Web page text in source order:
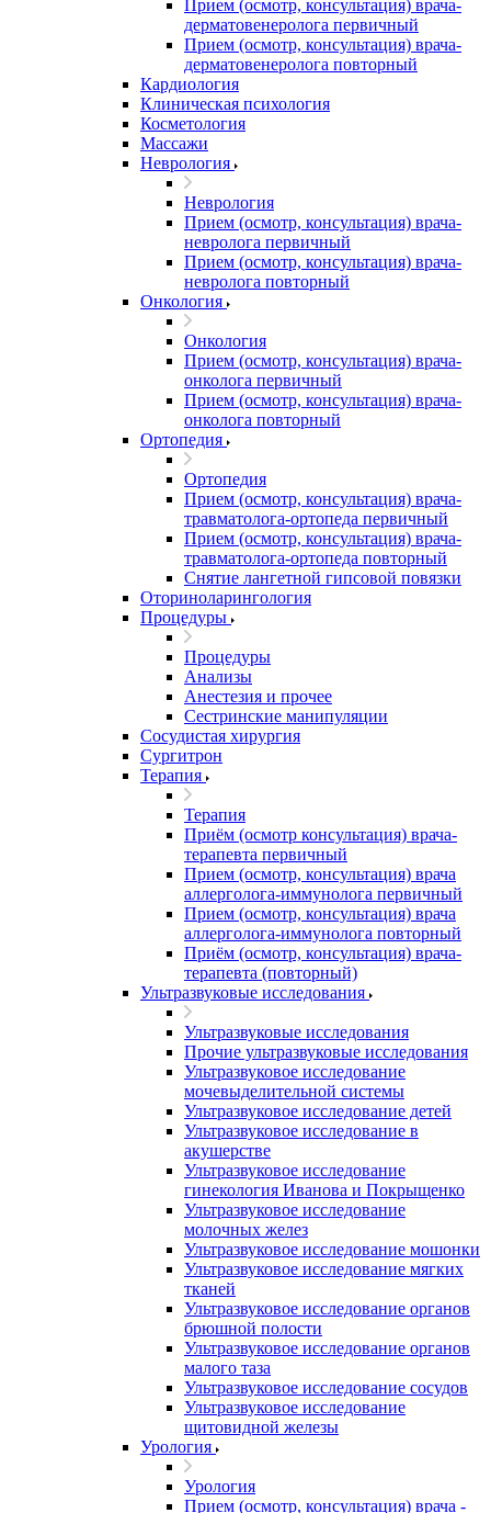
Прием (осмотр, консультация) врача-
дерматовенеролога первичный
Прием (осмотр, консультация) врача-
дерматовенеролога повторный
Кардиология
Клиническая психология
Косметология
Массажи
Неврология
Неврология
Прием (осмотр, консультация) врача-
невролога первичный
Прием (осмотр, консультация) врача-
невролога повторный
Онкология
Онкология
Прием (осмотр, консультация) врача-
онколога первичный
Прием (осмотр, консультация) врача-
онколога повторный
Ортопедия
Ортопедия
Прием (осмотр, консультация) врача-
травматолога-ортопеда первичный
Прием (осмотр, консультация) врача-
травматолога-ортопеда повторный
Снятие лангетной гипсовой повязки
Оториноларингология
Процедуры
Процедуры
Анализы
Анестезия и прочее
Сестринские манипуляции
Сосудистая хирургия
Сургитрон
Терапия
Терапия
Приём (осмотр консультация) врача-
терапевта первичный
Прием (осмотр, консультация) врача
аллерголога-иммунолога первичный
Прием (осмотр, консультация) врача
аллерголога-иммунолога повторный
Приём (осмотр, консультация) врача-
терапевта (повторный)
Ультразвуковые исследования
Ультразвуковые исследования
Прочие ультразвуковые исследования
Ультразвуковое исследование
мочевыделительной системы
Ультразвуковое исследование детей
Ультразвуковое исследование в
акушерстве
Ультразвуковое исследование
гинекология Иванова и Покрыщенко
Ультразвуковое исследование
молочных желез
Ультразвуковое исследование мошонки
Ультразвуковое исследование мягких
тканей
Ультразвуковое исследование органов
брюшной полости
Ультразвуковое исследование органов
малого таза
Ультразвуковое исследование сосудов
Ультразвуковое исследование
щитовидной железы
Урология
Урология
Прием (осмотр, консультация) врача -